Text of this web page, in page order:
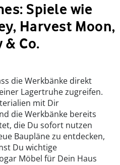
Spiele wie
Harvest Moon,
& Co.
die Werkbänke direkt
Lagertruhe zugreifen.
mit Dir
die Werkbänke bereits
die Du sofort nutzen
Baupläne zu entdecken,
Du wichtige
Möbel für Dein Haus